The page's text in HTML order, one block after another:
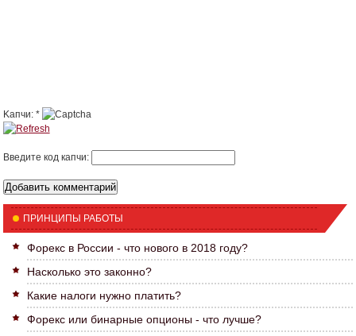
Kапчи:*
Введите код капчи:
ПРИНЦИПЫ РАБОТЫ
Форекс в России - что нового в 2018 году?
Насколько это законно?
Какие налоги нужно платить?
Форекс или бинарные опционы - что лучше?